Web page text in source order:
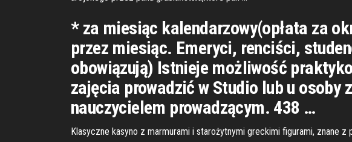
* za miesiąc kalendarzowy(opłata za
przez miesiąc. Emeryci, renciści,
obowiązują) Istnieje możliwość
zajęcia prowadzić w Studio lub u osoby
nauczycielem prowadzącym. 438 …
Klasyczne kasyno z marmurami i starożytnymi greckimi figurami, znane